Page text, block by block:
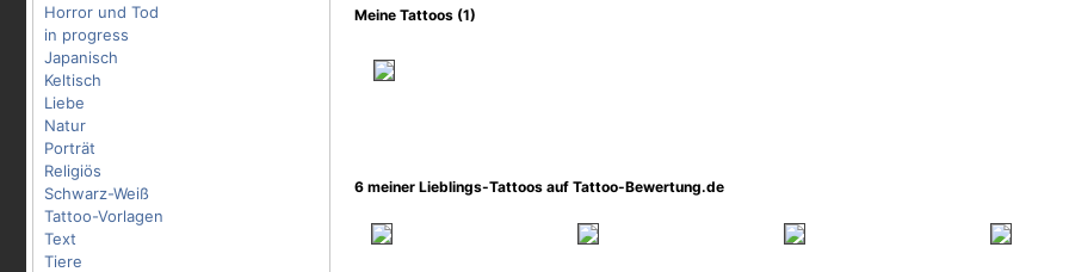
Horror und Tod
in progress
Japanisch
Keltisch
Liebe
Natur
Porträt
Religiös
Schwarz-Weiß
Tattoo-Vorlagen
Text
Tiere
Meine Tattoos (1)
6 meiner Lieblings-Tattoos auf Tattoo-Bewertung.de